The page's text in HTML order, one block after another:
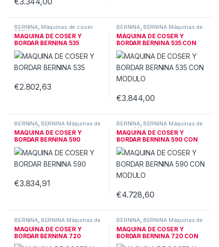
BERNINA, Máquinas de coser
BERNINA
MAQUINA DE COSER Y
BORDAR BERNINA 535
€2.802,63
BERNINA, BERNINA Máquinas de
coser,Máquinas de coser
BERNINA
MAQUINA DE COSER Y
BORDAR BERNINA 535 CON
MODULO
€3.844,00
BERNINA, BERNINA Máquinas de
coser,Máquinas de coser
BERNINA
MAQUINA DE COSER Y
BORDAR BERNINA 590
€3.834,91
Este producto tiene múltiples variantes. Las opciones se
BERNINA, BERNINA Máquinas de
coser,Máquinas de coser
BERNINA
MAQUINA DE COSER Y
BORDAR BERNINA 590 CON
MODULO
€4.728,60
Este producto tiene múltiples
BERNINA, BERNINA Máquinas de
coser,Máquinas de coser
BERNINA
MAQUINA DE COSER Y
BORDAR BERNINA 720
BERNINA, BERNINA Máquinas de
coser,Máquinas de coser
BERNINA
MAQUINA DE COSER Y
BORDAR BERNINA 720 CON
MODULO